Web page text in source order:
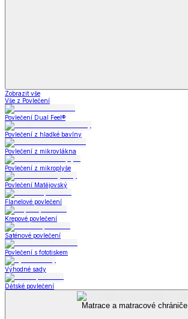
Zobrazit vše
Vše z Povlečení
Povlečení Dual Feel®
Povlečení z hladké bavlny
Povlečení z mikrovlákna
Povlečení z mikroplyše
Povlečení Matějovský
Flanelové povlečení
Krepové povlečení
Saténové povlečení
Povlečení s fototiskem
Výhodné sady
Dětské povlečení
Matrace a matracové chrániče